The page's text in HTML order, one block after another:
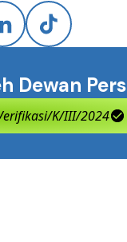
Dewan Pers
K/III/2024